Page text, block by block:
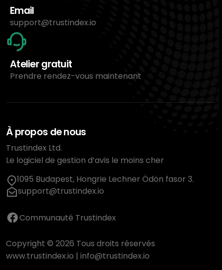
Email
support@trustindex.io
Atelier gratuit
Prendre rendez-vous maintenant
À propos de nous
Trustindex Ltd.
Le logiciel de gestion d’avis le moins cher
1095 Budapest, Hongrie Lechner Ödön fasor 3.
support@trustindex.io
Communauté Trustindex
Copyright © 2026 Tous droits réservés
www.trustindex.io | info@trustindex.io